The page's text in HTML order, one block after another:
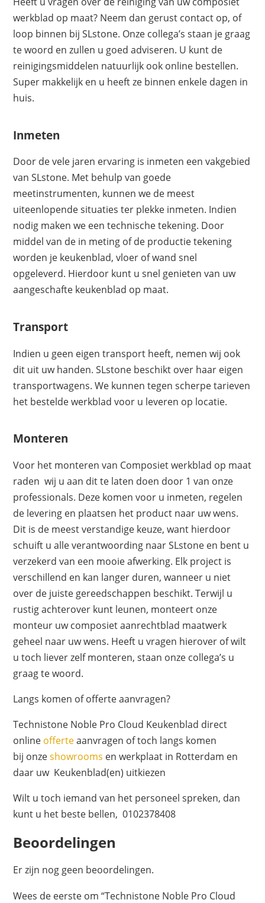
werkblad op maat? Neem dan gerust contact op, of
loop binnen bij SLstone. Onze collega’s staan je graag
te woord en zullen u goed adviseren. U kunt de
reinigingsmiddelen natuurlijk ook online bestellen.
Super makkelijk en u heeft ze binnen enkele dagen in
huis.
Inmeten
Door de vele jaren ervaring is inmeten een vakgebied
van SLstone. Met behulp van goede
meetinstrumenten, kunnen we de meest
uiteenlopende situaties ter plekke inmeten. Indien
nodig maken we een technische tekening. Door
middel van de in meting of de productie tekening
worden je keukenblad, vloer of wand snel
opgeleverd. Hierdoor kunt u snel genieten van uw
aangeschafte keukenblad op maat.
Transport
Indien u geen eigen transport heeft, nemen wij ook
dit uit uw handen. SLstone beschikt over haar eigen
transportwagens. We kunnen tegen scherpe tarieven
het bestelde werkblad voor u leveren op locatie.
Monteren
Voor het monteren van Composiet werkblad op maat
raden wij u aan dit te laten doen door 1 van onze
professionals. Deze komen voor u inmeten, regelen
de levering en plaatsen het product naar uw wens.
Dit is de meest verstandige keuze, want hierdoor
schuift u alle verantwoording naar SLstone en bent u
verzekerd van een mooie afwerking. Elk project is
verschillend en kan langer duren, wanneer u niet
over de juiste gereedschappen beschikt. Terwijl u
rustig achterover kunt leunen, monteert onze
monteur uw composiet aanrechtblad maatwerk
geheel naar uw wens. Heeft u vragen hierover of wilt
u toch liever zelf monteren, staan onze collega’s u
graag te woord.
Langs komen of offerte aanvragen?
Technistone Noble Pro Cloud Keukenblad direct
online offerteaanvragen of toch langs komen
bij onzeshowrooms en werkplaat in Rotterdam en
daar uw Keukenblad(en) uitkiezen
Wilt u toch iemand van het personeel spreken, dan
kunt u het beste bellen, 0102378408
Beoordelingen
Er zijn nog geen beoordelingen.
Wees de eerste om “Technistone Noble Pro Cloud